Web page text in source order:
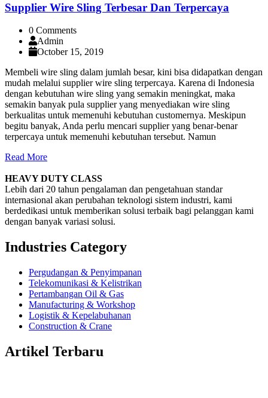
Supplier Wire Sling Terbesar Dan Terpercaya
0 Comments
Admin
October 15, 2019
Membeli wire sling dalam jumlah besar, kini bisa didapatkan dengan
mudah melalui supplier wire sling terpercaya. Karena di Indonesia
dengan kebutuhan wire sling yang semakin meningkat, maka
semakin banyak pula supplier yang menyediakan wire sling
berkualitas untuk memenuhi kebutuhan customernya. Meskipun
begitu banyak, Anda perlu mencari supplier yang benar-benar
terpercaya untuk memenuhi kebutuhan tersebut. Namun
Read More
HEAVY DUTY CLASS
Lebih dari 20 tahun pengalaman dan pengetahuan standar
internasional akan perubahan teknologi sistem industri, kami
berdedikasi untuk memberikan solusi terbaik bagi pelanggan kami
dengan banyak variasi solusi.
Industries Category
Pergudangan & Penyimpanan
Telekomunikasi & Kelistrikan
Pertambangan Oil & Gas
Manufacturing & Workshop
Logistik & Kepelabuhanan
Construction & Crane
Artikel Terbaru